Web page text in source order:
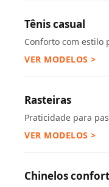
Tênis casual
Conforto com estilo
VER MODELOS >
Rasteiras
Praticidade para
VER MODELOS >
Chinelos